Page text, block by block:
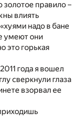
правило –
влиять
надо в бане
умеют они
это горькая
года я вошел
сверкнули глаза
взорвал ее